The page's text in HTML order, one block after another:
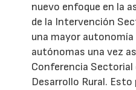
nuevo enfoque en la
de la Intervención
una mayor
autónomas una vez
Conferencia Sectorial
Desarrollo Rural.